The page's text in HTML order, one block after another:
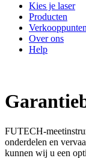
Kies je laser
Producten
Verkooppunten
Over ons
Help
FUTECH-
onderdelen en
kunnen wij u een